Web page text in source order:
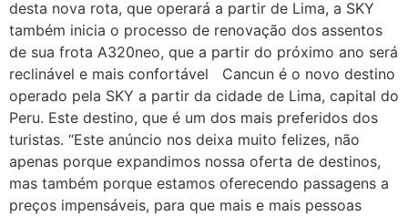
desta nova rota, que operará a partir de Lima, a SKY
também inicia o processo de renovação dos assentos
de sua frota A320neo, que a partir do próximo ano será
reclinável e mais confortável Cancun é o novo destino
operado pela SKY a partir da cidade de Lima, capital do
Peru. Este destino, que é um dos mais preferidos dos
turistas. “Este anúncio nos deixa muito felizes, não
apenas porque expandimos nossa oferta de destinos,
mas também porque estamos oferecendo passagens a
preços impensáveis, para que mais e mais pessoas